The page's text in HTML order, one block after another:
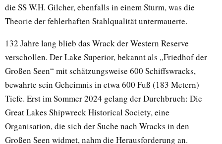
die SS W.H. Gilcher, ebenfalls in einem Sturm, was die
Theorie der fehlerhaften Stahlqualität untermauerte.
132 Jahre lang blieb das Wrack der Western Reserve
verschollen. Der Lake Superior, bekannt als „Friedhof der
Großen Seen“ mit schätzungsweise 600 Schiffswracks,
bewahrte sein Geheimnis in etwa 600 Fuß (183 Metern)
Tiefe. Erst im Sommer 2024 gelang der Durchbruch: Die
Great Lakes Shipwreck Historical Society, eine
Organisation, die sich der Suche nach Wracks in den
Großen Seen widmet, nahm die Herausforderung an.